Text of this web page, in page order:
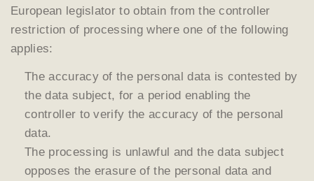
European legislator to obtain from the controller
restriction of processing where one of the following
applies:
The accuracy of the personal data is contested by
the data subject, for a period enabling the
controller to verify the accuracy of the personal
data.
The processing is unlawful and the data subject
opposes the erasure of the personal data and